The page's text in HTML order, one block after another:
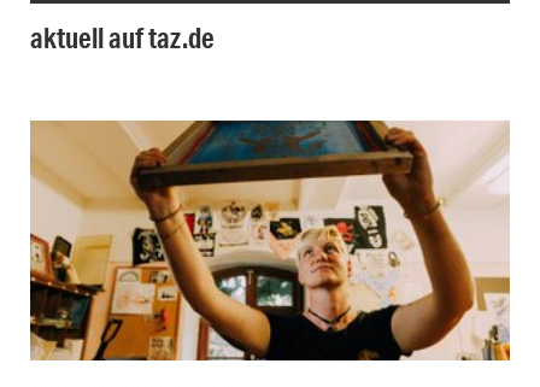
aktuell auf taz.de